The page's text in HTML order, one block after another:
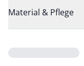
Material & Pflege